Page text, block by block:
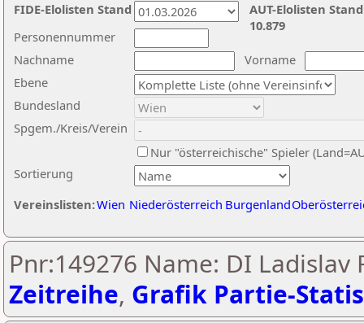
Nachname
Vorname
Ebene
Sortierung
Personennummer
Bundesland
Spgem./Kreis/Verein
Nur "österreichische" Spieler
Vereinslisten:Wien Niederösterreich Burgenland
AUT-Elolisten
10.879
FIDE-Elolisten Stand
Pnr:149276 Name: DI Ladislav
Zeitreihe, Grafik Partie-